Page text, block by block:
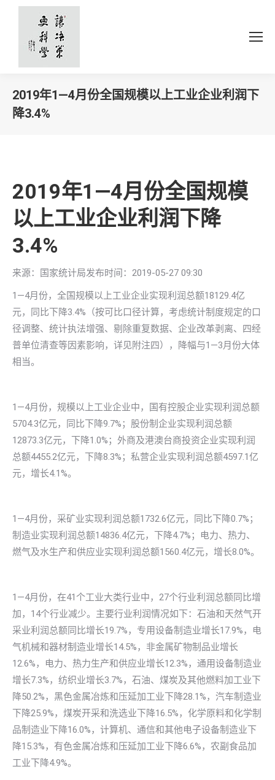
2019年1—4月份全国规模以上工业企业利润下
降3.4%
2019年1—4月份全国规模
以上工业企业利润下降
3.4%
来源：国家统计局发布时间：2019-05-27 09:30
1—4月份，全国规模以上工业企业实现利润总额18129.4亿
元，同比下降3.4%（按可比口径计算，考虑统计制度规定的口
径调整、统计执法增强、剔除重复数据、企业改革剥离、四经
普单位清查等因素影响，详见附注四），降幅与1—3月份大体
相当。
1—4月份，规模以上工业企业中，国有控股企业实现利润总额
5704.3亿元，同比下降9.7%；股份制企业实现利润总额
12873.3亿元，下降1.0%；外商及港澳台商投资企业实现利润
总额4455.2亿元，下降8.3%；私营企业实现利润总额4597.1亿
元，增长4.1%。
1—4月份，采矿业实现利润总额1732.6亿元，同比下降0.7%；
制造业实现利润总额14836.4亿元，下降4.7%；电力、热力、
燃气及水生产和供应业实现利润总额1560.4亿元，增长8.0%。
1—4月份，在41个工业大类行业中，27个行业利润总额同比增
加，14个行业减少。主要行业利润情况如下：石油和天然气开
采业利润总额同比增长19.7%，专用设备制造业增长17.9%，电
气机械和器材制造业增长14.5%，非金属矿物制品业增长
12.6%，电力、热力生产和供应业增长12.3%，通用设备制造业
增长7.3%，纺织业增长3.7%，石油、煤炭及其他燃料加工业下
降50.2%，黑色金属冶炼和压延加工业下降28.1%，汽车制造业
下降25.9%，煤炭开采和洗选业下降16.5%，化学原料和化学制
品制造业下降16.0%，计算机、通信和其他电子设备制造业下
降15.3%，有色金属冶炼和压延加工业下降6.6%，农副食品加
工业下降4.9%。